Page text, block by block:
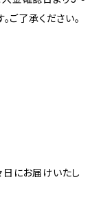
ご了承ください。
日にお届けいたし